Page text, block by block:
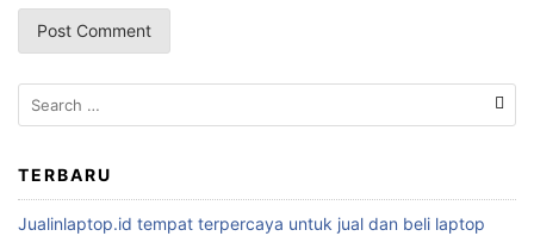
TERBARU
Jualinlaptop.id tempat terpercaya untuk jual dan beli laptop